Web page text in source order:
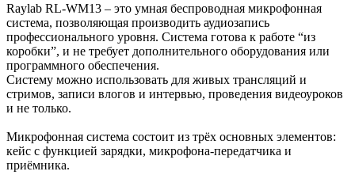
Raylab RL-WM13 – это умная беспроводная микрофонная
система, позволяющая производить аудиозапись
профессионального уровня. Система готова к работе “из
коробки”, и не требует дополнительного оборудования или
программного обеспечения.
Систему можно использовать для живых трансляций и
стримов, записи влогов и интервью, проведения видеоуроков
и не только.
Микрофонная система состоит из трёх основных элементов:
кейс с функцией зарядки, микрофона-передатчика и
приёмника.